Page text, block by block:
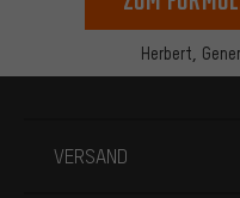
Herbert,
VERSAND